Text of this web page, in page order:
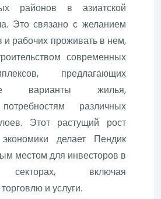
районов в азиатской
Это связано с желанием
и рабочих проживать в нем,
современных
предлагающих
варианты жилья,
различных
Этот растущий рост
делает Пендик
местом для инвесторов в
секторах, включая
и услуги.